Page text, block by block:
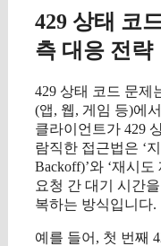
429 상태 코
측 대응 전략
429 상태 코드 문제
(앱, 웹, 게임 등)에
클라이언트가 429
람직한 접근법은 ‘
Backoff)’와 ‘재시
요청 간 대기 시간
복하는 방식입니다.
예를 들어, 첫 번째